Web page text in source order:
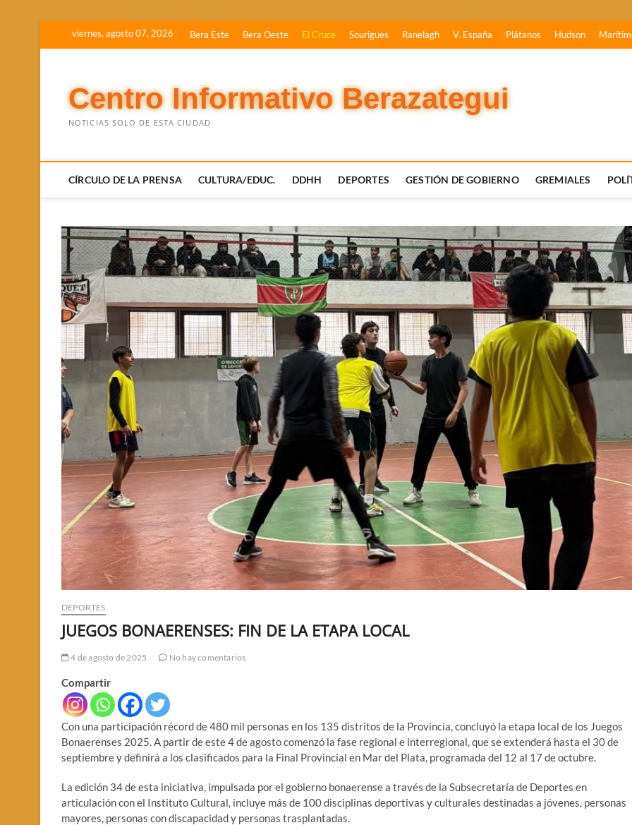
viernes, agosto 07, 2026 Bera Este Bera Oeste El Cruce Sourigues Ranelagh V. España Plátanos Hudson
Centro Informativo Berazategui
NOTICIAS SOLO DE ESTA CIUDAD
CÍRCULO DE LA PRENSA CULTURA/EDUC. DDHH DEPORTES GESTIÓN DE GOBIERNO GREMIALES
DEPORTES
JUEGOS BONAERENSES: FIN DE LA ETAPA LOCAL
4 de agosto de 2025 No hay comentarios
Compartir
Con una participación récord de 480 mil personas en los 135 distritos de la Provincia, concluyó la etapa local de los Juegos
Bonaerenses 2025. A partir de este 4 de agosto comenzó la fase regional e interregional, que se extenderá hasta el 30 de
septiembre y definirá a los clasificados para la Final Provincial en Mar del Plata, programada del 12 al 17 de octubre.
La edición 34 de esta iniciativa, impulsada por el gobierno bonaerense a través de la Subsecretaría de Deportes en
articulación con el Instituto Cultural, incluye más de 100 disciplinas deportivas y culturales destinadas a jóvenes, personas
mayores, personas con discapacidad y personas trasplantadas.